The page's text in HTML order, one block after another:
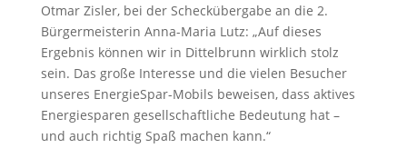
Otmar Zisler, bei der Scheckübergabe an die 2.
Bürgermeisterin Anna-Maria Lutz: „Auf dieses
Ergebnis können wir in Dittelbrunn wirklich stolz
sein. Das große Interesse und die vielen Besucher
unseres EnergieSpar-Mobils beweisen, dass aktives
Energiesparen gesellschaftliche Bedeutung hat –
und auch richtig Spaß machen kann.“